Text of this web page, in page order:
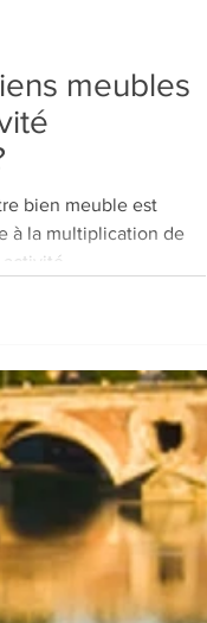
meubles
bien meuble est
à la multiplication de